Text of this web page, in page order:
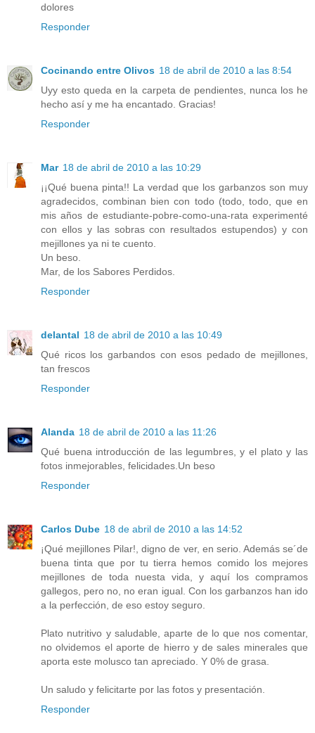
dolores
Responder
Cocinando entre Olivos 18 de abril de 2010 a las 8:54
Uyy esto queda en la carpeta de pendientes, nunca los he
hecho así y me ha encantado. Gracias!
Responder
Mar 18 de abril de 2010 a las 10:29
¡¡Qué buena pinta!! La verdad que los garbanzos son muy
agradecidos, combinan bien con todo (todo, todo, que en
mis años de estudiante-pobre-como-una-rata experimenté
con ellos y las sobras con resultados estupendos) y con
mejillones ya ni te cuento.
Un beso.
Mar, de los Sabores Perdidos.
Responder
delantal 18 de abril de 2010 a las 10:49
Qué ricos los garbandos con esos pedado de mejillones,
tan frescos
Responder
Alanda 18 de abril de 2010 a las 11:26
Qué buena introducción de las legumbres, y el plato y las
fotos inmejorables, felicidades.Un beso
Responder
Carlos Dube 18 de abril de 2010 a las 14:52
¡Qué mejillones Pilar!, digno de ver, en serio. Además se´de
buena tinta que por tu tierra hemos comido los mejores
mejillones de toda nuesta vida, y aquí los compramos
gallegos, pero no, no eran igual. Con los garbanzos han ido
a la perfección, de eso estoy seguro.
Plato nutritivo y saludable, aparte de lo que nos comentar,
no olvidemos el aporte de hierro y de sales minerales que
aporta este molusco tan apreciado. Y 0% de grasa.
Un saludo y felicitarte por las fotos y presentación.
Responder